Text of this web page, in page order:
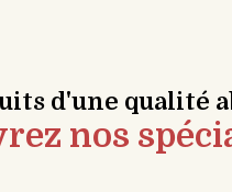
d'une qualité
nos